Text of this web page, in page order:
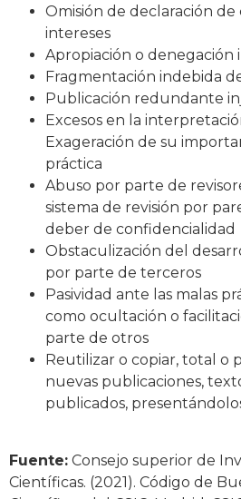
Omisión de declaración de
intereses
Apropiación o denegación
Fragmentación indebida
Publicación redundante
Excesos en la
Exageración de su
práctica
Abuso por parte de
sistema de revisión por
deber de confidencialidad
Obstaculización del
por parte de terceros
Pasividad ante las malas
como ocultación o
parte de otros
Reutilizar o copiar, total o
nuevas publicaciones,
publicados,
Fuente: Consejo superior de
Científicas. (2021). Código de